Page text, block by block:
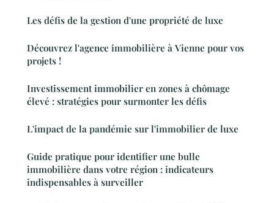
Les défis de la gestion d'une propriété de luxe
Découvrez l'agence immobilière à Vienne pour vos
projets !
Investissement immobilier en zones à chômage
élevé : stratégies pour surmonter les défis
L'impact de la pandémie sur l'immobilier de luxe
Guide pratique pour identifier une bulle
immobilière dans votre région : indicateurs
indispensables à surveiller